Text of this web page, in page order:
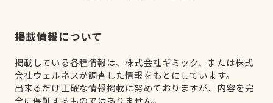
掲載情報について
掲載している各種情報は、株式会社ギミック、または株式
会社ウェルネスが調査した情報をもとにしています。
出来るだけ正確な情報掲載に努めておりますが、内容を完
全に保証するものではありません。